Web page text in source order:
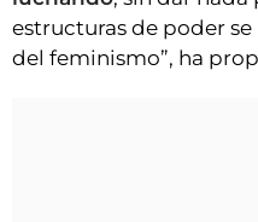
estructuras de poder
del feminismo”, ha